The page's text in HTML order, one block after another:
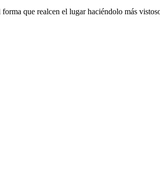
que realcen el lugar haciéndolo más